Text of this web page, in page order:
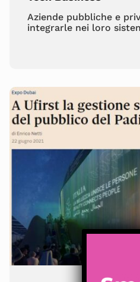
Aziende pubbliche e
integrarle nei loro